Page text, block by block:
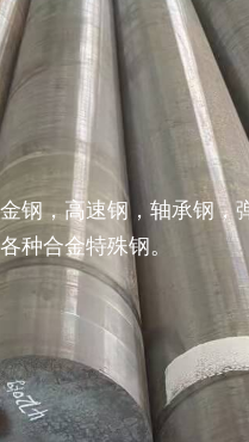
钢，高速钢，轴承钢，
种合金特殊钢。